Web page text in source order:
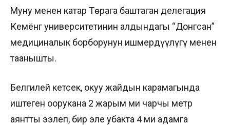
Муну менен катар Төрага баштаган делегация
Кемёнг университетинин алдындагы “Донгсан”
медициналык борборунун ишмердүүлүгү менен
таанышты.
Белгилей кетсек, окуу жайдын карамагында
иштеген оорукана 2 жарым миң чарчы метр
аянтты ээлеп, бир эле убакта 4 миң адамга